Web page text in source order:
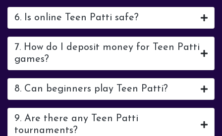
6. Is online Teen Patti safe?
7. How do I deposit money for Teen Patti
games?
8. Can beginners play Teen Patti?
9. Are there any Teen Patti
tournaments?